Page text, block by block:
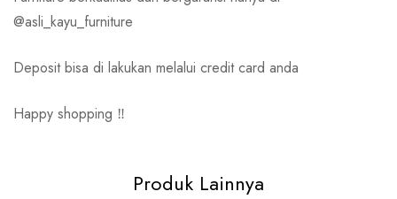
@asli_kayu_furniture
Deposit bisa di lakukan melalui credit card anda
Happy shopping ‼️
Produk Lainnya